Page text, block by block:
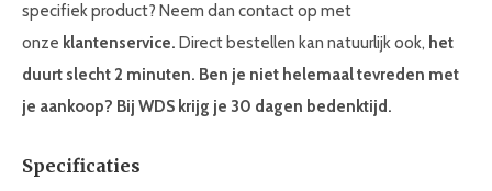
specifiek product? Neem dan contact op met
onze klantenservice. Direct bestellen kan natuurlijk ook, het
duurt slecht 2 minuten. Ben je niet helemaal tevreden met
je aankoop? Bij WDS krijg je 30 dagen bedenktijd.
Specificaties